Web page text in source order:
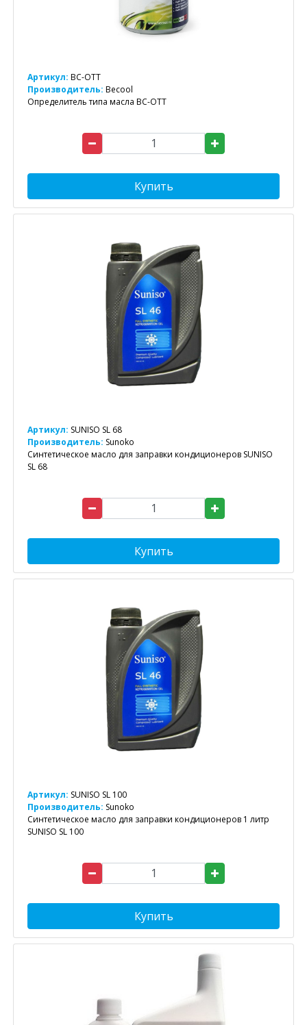
Артикул: BC-OTT
Производитель: Becool
Определитель типа масла BC-OTT
Купить
Артикул: SUNISO SL 68
Производитель: Sunoko
Синтетическое масло для заправки кондиционеров SUNISO
SL 68
Купить
Артикул: SUNISO SL 100
Производитель: Sunoko
Синтетическое масло для заправки кондиционеров 1 литр
SUNISO SL 100
Купить